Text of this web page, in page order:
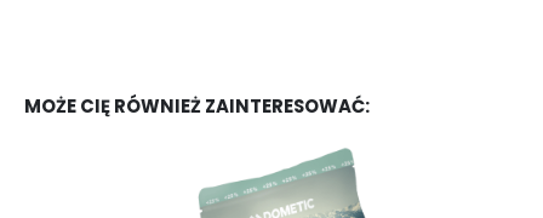
MOŻE CIĘ RÓWNIEŻ ZAINTERESOWAĆ: